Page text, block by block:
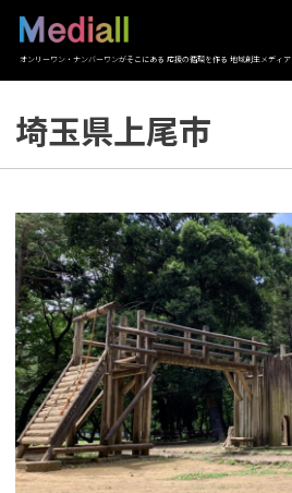
オンリーワン・ナンバーワンがそこにある 応援の循環を作る 地域創生メディア
埼玉県上尾市